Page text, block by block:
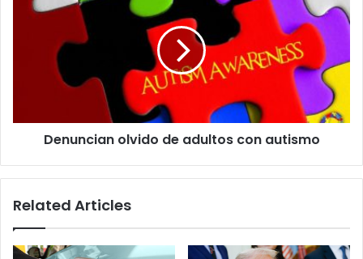
Denuncian olvido de adultos con autismo
Related Articles